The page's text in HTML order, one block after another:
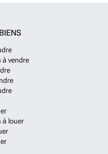
à vendre
à louer